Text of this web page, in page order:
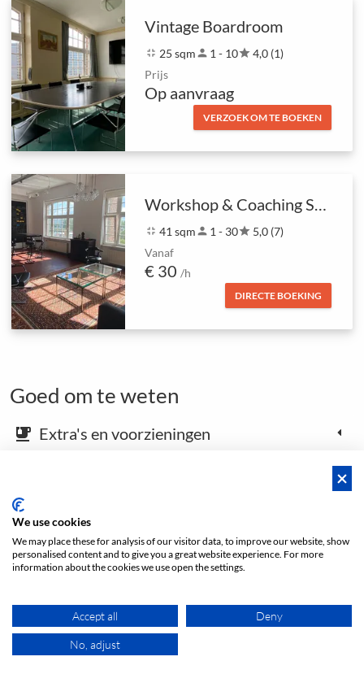
€ 30/h DIRECTE BOEKING
reserve
Vintage Boardroom
fullscreen_exit 25 sqmperson 1 - 10star4,0 (1)
Prijs
Op aanvraag
VERZOEK OM TE BOEKEN
Workshop & Coaching Space with panoramic outlook
fullscreen_exit 41 sqmperson 1 - 30star 5,0 (7)
Vanaf
€ 30 /h
DIRECTE BOEKING
Goed om te weten
emoji_food_beverage Extra's en voorzieningen
Open footer
We use cookies
We may place these for analysis of our visitor data, to improve our website, show
personalised content and to give you a great website experience. For more
information about the cookies we use open the settings.
Accept all Deny
No, adjust